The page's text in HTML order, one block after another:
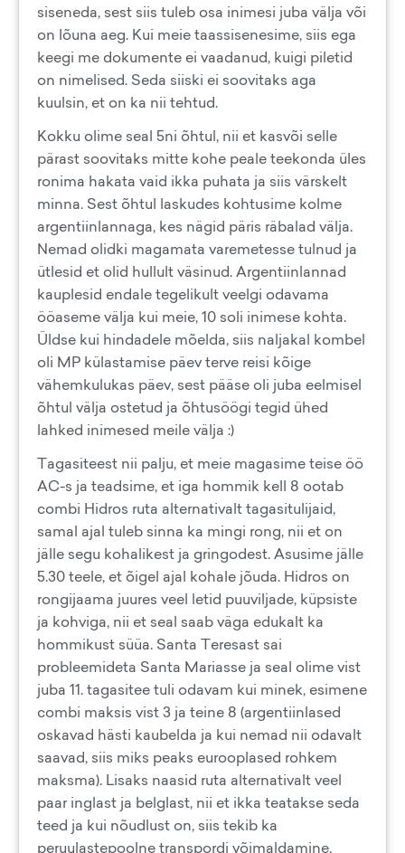
siseneda, sest siis tuleb osa inimesi juba välja või
on lõuna aeg. Kui meie taassisenesime, siis ega
keegi me dokumente ei vaadanud, kuigi piletid
on nimelised. Seda siiski ei soovitaks aga
kuulsin, et on ka nii tehtud.
Kokku olime seal 5ni õhtul, nii et kasvõi selle
pärast soovitaks mitte kohe peale teekonda üles
ronima hakata vaid ikka puhata ja siis värskelt
minna. Sest õhtul laskudes kohtusime kolme
argentiinlannaga, kes nägid päris räbalad välja.
Nemad olidki magamata varemetesse tulnud ja
ütlesid et olid hullult väsinud. Argentiinlannad
kauplesid endale tegelikult veelgi odavama
ööaseme välja kui meie, 10 soli inimese kohta.
Üldse kui hindadele mõelda, siis naljakal kombel
oli MP külastamise päev terve reisi kõige
vähemkulukas päev, sest pääse oli juba eelmisel
õhtul välja ostetud ja õhtusöögi tegid ühed
lahked inimesed meile välja :)
Tagasiteest nii palju, et meie magasime teise öö
AC-s ja teadsime, et iga hommik kell 8 ootab
combi Hidros ruta alternativalt tagasitulijaid,
samal ajal tuleb sinna ka mingi rong, nii et on
jälle segu kohalikest ja gringodest. Asusime jälle
5.30 teele, et õigel ajal kohale jõuda. Hidros on
rongijaama juures veel letid puuviljade, küpsiste
ja kohviga, nii et seal saab väga edukalt ka
hommikust süüa. Santa Teresast sai
probleemideta Santa Mariasse ja seal olime vist
juba 11. tagasitee tuli odavam kui minek, esimene
combi maksis vist 3 ja teine 8 (argentiinlased
oskavad hästi kaubelda ja kui nemad nii odavalt
saavad, siis miks peaks eurooplased rohkem
maksma). Lisaks naasid ruta alternativalt veel
paar inglast ja belglast, nii et ikka teatakse seda
teed ja kui nõudlust on, siis tekib ka
peruulastepoolne transpordi võimaldamine.